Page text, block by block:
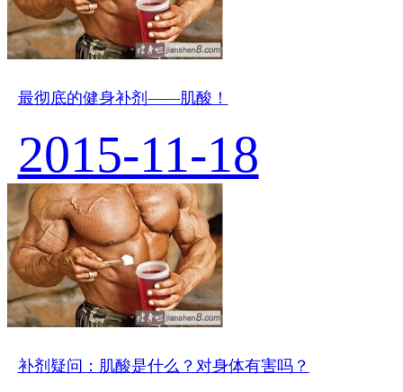
最彻底的健身补剂——肌酸！
2015-11-18
补剂疑问：肌酸是什么？对身体有害吗？